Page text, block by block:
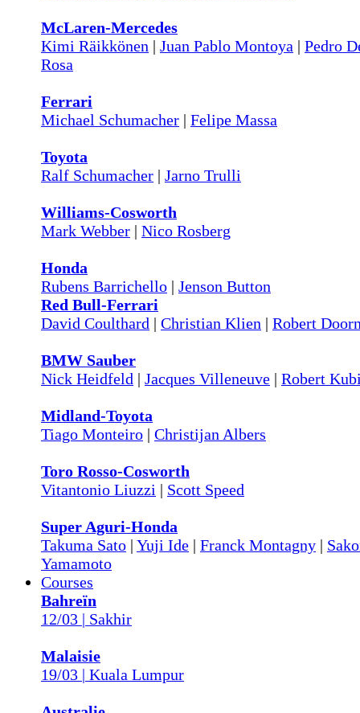
McLaren-Mercedes
Kimi Räikkönen | Juan Pablo Montoya | Pedro
Rosa
Ferrari
Michael Schumacher | Felipe Massa
Toyota
Ralf Schumacher | Jarno Trulli
Williams-Cosworth
Mark Webber | Nico Rosberg
Honda
Rubens Barrichello | Jenson Button
Red Bull-Ferrari
David Coulthard | Christian Klien | Robert
BMW Sauber
Nick Heidfeld | Jacques Villeneuve | Robert
Midland-Toyota
Tiago Monteiro | Christijan Albers
Toro Rosso-Cosworth
Vitantonio Liuzzi | Scott Speed
Super Aguri-Honda
Takuma Sato | Yuji Ide | Franck Montagny |
Yamamoto
Courses
Bahreïn
12/03 | Sakhir
Malaisie
19/03 | Kuala Lumpur